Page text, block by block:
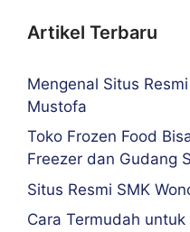
Artikel Terbaru
Mengenal Situs
Mustofa
Toko Frozen Food
Freezer dan Gudang
Situs Resmi SMK
Cara Termudah